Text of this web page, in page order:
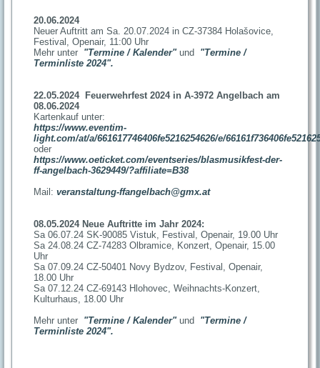
20.06.2024
Neuer Auftritt am Sa. 20.07.2024 in CZ-37384 Holašovice,
Festival, Openair, 11:00 Uhr
Mehr unter "Termine / Kalender"und "Termine /
Terminliste 2024".
22.05.2024 Feuerwehrfest 2024 in A-3972 Angelbach am
08.06.2024
Kartenkauf unter:
https://www.eventim-
light.com/at/a/661617746406fe5216254626/e/
oder
https://www.oeticket.com/eventseries/blasmusikfest-der-
ff-angelbach-3629449/?affiliate=B38
Mail:veranstaltung-ffangelbach@gmx.at
08.05.2024 Neue Auftritte im Jahr 2024:
Sa 06.07.24 SK-90085 Vistuk, Festival, Openair, 19.00 Uhr
Sa 24.08.24 CZ-74283 Olbramice, Konzert, Openair, 15.00
Uhr
Sa 07.09.24 CZ-50401 Novy Bydzov, Festival, Openair,
18.00 Uhr
Sa 07.12.24 CZ-69143 Hlohovec, Weihnachts-Konzert,
Kulturhaus, 18.00 Uhr
Mehr unter "Termine / Kalender"und "Termine /
Terminliste 2024".